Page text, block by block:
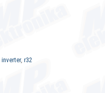
inverter, r32